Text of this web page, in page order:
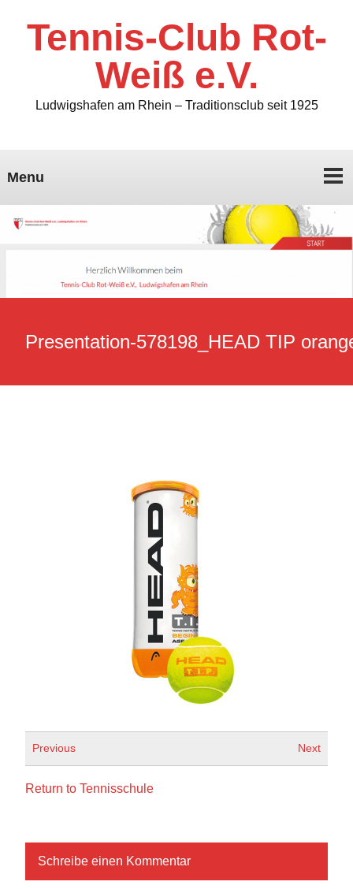
Tennis-Club Rot-
Weiß e.V.
Ludwigshafen am Rhein – Traditionsclub seit 1925
Menu
Presentation-578198_HEAD TIP
Previous Next
Return to Tennisschule
Schreibe einen Kommentar